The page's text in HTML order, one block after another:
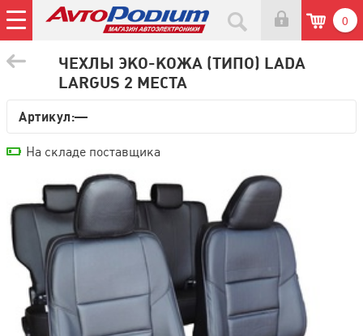
0
ЧЕХЛЫ ЭКО-КОЖА (ТИПО) LADA
LARGUS 2 МЕСТА
Артикул:—
На складе поставщика